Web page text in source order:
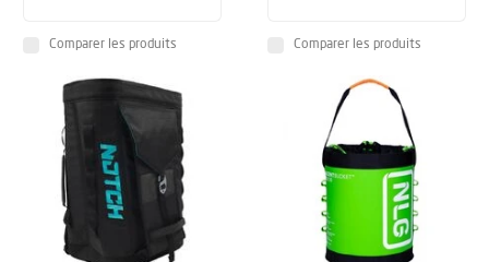
Comparer les produits Comparer les produits